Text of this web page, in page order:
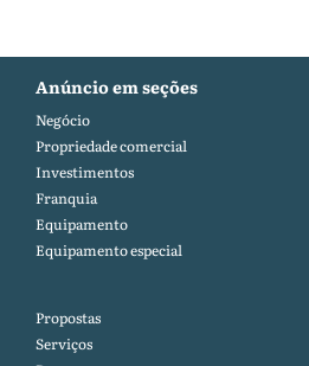
Anúncio em seções
Negócio
Propriedade comercial
Investimentos
Franquia
Equipamento
Equipamento especial
Propostas
Serviços